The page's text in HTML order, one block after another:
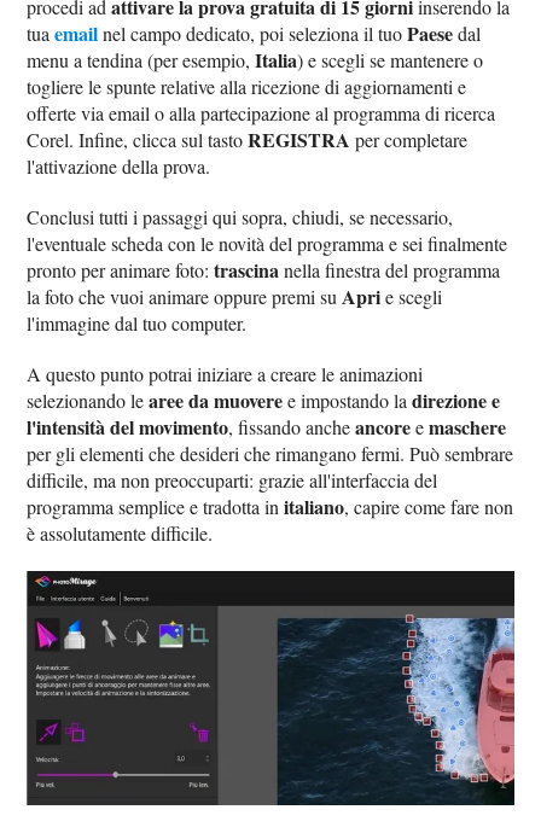
procedi adattivare la prova gratuita di 15 giorniinserendo la
tuaemailnel campo dedicato, poi seleziona il tuoPaesedal
menu a tendina (per esempio,Italia) e scegli se mantenere o
togliere le spunte relative alla ricezione di aggiornamenti e
offerte via email o alla partecipazione al programma di ricerca
Corel. Infine, clicca sul tastoREGISTRA per completare
l'attivazione della prova.
Conclusi tutti i passaggi qui sopra, chiudi, se necessario,
l'eventuale scheda con le novità del programma e sei finalmente
pronto per animare foto:trascinanella finestra del programma
la foto che vuoi animare oppure premi su Aprie scegli
l'immagine dal tuo computer.
A questo punto potrai iniziare a creare le animazioni
selezionando learee da muoveree impostando ladirezione e
l'intensità del movimento, fissando ancheancoreemaschere
per gli elementi che desideri che rimangano fermi. Può sembrare
difficile, ma non preoccuparti: grazie all'interfaccia del
programma semplice e tradotta initaliano, capire come fare non
è assolutamente difficile.